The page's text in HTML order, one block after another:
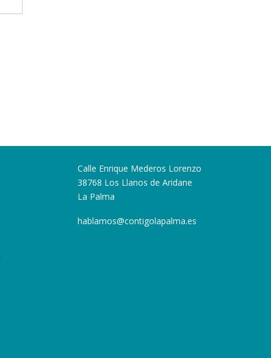
Calle Enrique Mederos Lorenzo
38768 Los Llanos de Aridane
La Palma
hablamos@contigolapalma.es